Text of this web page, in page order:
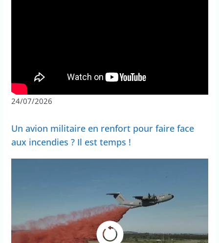
24/07/2026
Un avion militaire en renfort pour faire face
aux incendies ? Il est temps !